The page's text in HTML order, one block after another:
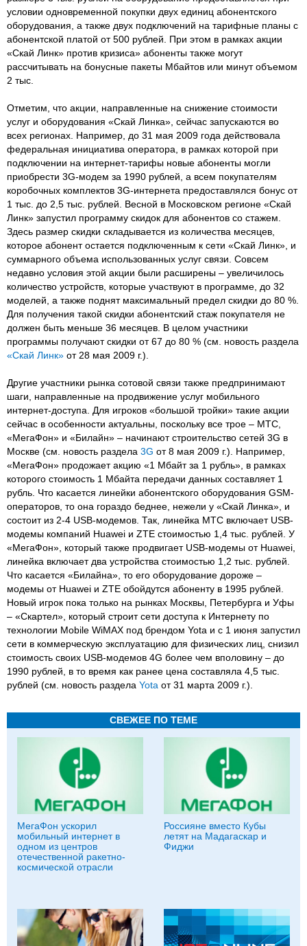
условии одновременной покупки двух единиц абонентского
оборудования, а также двух подключений на тарифные планы с
абонентской платой от 500 рублей. При этом в рамках акции
«Скай Линк» против кризиса» абоненты также могут
рассчитывать на бонусные пакеты Мбайтов или минут объемом
2 тыс.
Отметим, что акции, направленные на снижение стоимости
услуг и оборудования «Скай Линка», сейчас запускаются во
всех регионах. Например, до 31 мая 2009 года действовала
федеральная инициатива оператора, в рамках которой при
подключении на интернет-тарифы новые абоненты могли
приобрести 3G-модем за 1990 рублей, а всем покупателям
коробочных комплектов 3G-интернета предоставлялся бонус от
1 тыс. до 2,5 тыс. рублей. Весной в Московском регионе «Скай
Линк» запустил программу скидок для абонентов со стажем.
Здесь размер скидки складывается из количества месяцев,
которое абонент остается подключенным к сети «Скай Линк», и
суммарного объема использованных услуг связи. Совсем
недавно условия этой акции были расширены – увеличилось
количество устройств, которые участвуют в программе, до 32
моделей, а также поднят максимальный предел скидки до 80 %.
Для получения такой скидки абонентский стаж покупателя не
должен быть меньше 36 месяцев. В целом участники
программы получают скидки от 67 до 80 % (см. новость раздела
«Скай Линк» от 28 мая 2009 г.).
Другие участники рынка сотовой связи также предпринимают
шаги, направленные на продвижение услуг мобильного
интернет-доступа. Для игроков «большой тройки» такие акции
сейчас в особенности актуальны, поскольку все трое – МТС,
«МегаФон» и «Билайн» – начинают строительство сетей 3G в
Москве (см. новость раздела 3G от 8 мая 2009 г.). Например,
«МегаФон» продожает акцию «1 Мбайт за 1 рубль», в рамках
которого стоимость 1 Мбайта передачи данных составляет 1
рубль. Что касается линейки абонентского оборудования GSM-
операторов, то она гораздо беднее, нежели у «Скай Линка», и
состоит из 2-4 USB-модемов. Так, линейка МТС включает USB-
модемы компаний Huawei и ZTE стоимостью 1,4 тыс. рублей. У
«МегаФон», который также продвигает USB-модемы от Huawei,
линейка включает два устройства стоимостью 1,2 тыс. рублей.
Что касается «Билайна», то его оборудование дороже –
модемы от Huawei и ZTE обойдутся абоненту в 1995 рублей.
Новый игрок пока только на рынках Москвы, Петербурга и Уфы
– «Скартел», который строит сети доступа к Интернету по
технологии Mobile WiMAX под брендом Yota и с 1 июня запустил
сети в коммерческую эксплуатацию для физических лиц, снизил
стоимость своих USB-модемов 4G более чем вполовину – до
1990 рублей, в то время как ранее цена составляла 4,5 тыс.
рублей (см. новость раздела Yota от 31 марта 2009 г.).
СВЕЖЕЕ ПО ТЕМЕ
МегаФон ускорил
мобильный интернет в
одном из центров
отечественной ракетно-
космической отрасли
Россияне вместо Кубы
летят на Мадагаскар и
Фиджи